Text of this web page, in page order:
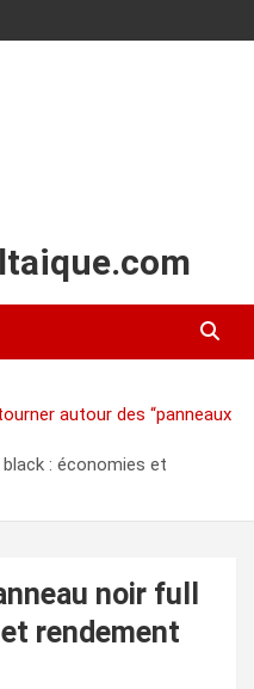
autour des “panneaux
: économies et
noir full
rendement